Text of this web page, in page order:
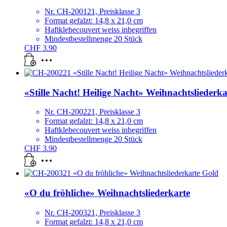
Nr. CH-200121, Preisklasse 3
Format gefalzt: 14,8 x 21,0 cm
Haftklebecouvert weiss inbegriffen
Mindestbestellmenge 20 Stück
CHF 3.90
«Stille Nacht! Heilige Nacht»
Nr. CH-200221, Preisklasse 3
Format gefalzt: 14,8 x 21,0 cm
Haftklebecouvert weiss inbegriffen
Mindestbestellmenge 20 Stück
CHF 3.90
«O du fröhliche» Weihnachtsliederkarte
Nr. CH-200321, Preisklasse 3
Format gefalzt: 14,8 x 21,0 cm